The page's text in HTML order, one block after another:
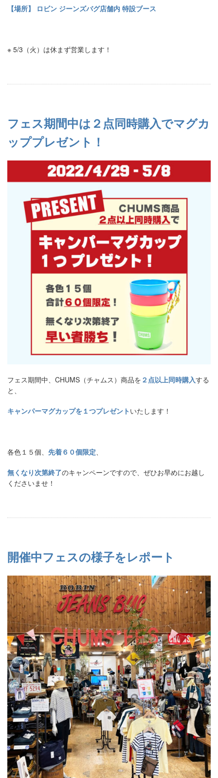
【場所】 ロビン ジーンズバグ店舗内 特設ブース
※ 5/3（火）は休まず営業します！
フェス期間中は２点同時購入でマグカ
ッププレゼント！
フェス期間中、CHUMS（チャムス）商品を ２点以上同時購入する
と、
キャンパーマグカップを１つプレゼント いたします！
各色１５個、 先着６０個限定、
無くなり次第終了のキャンペーンですので、ぜひお早めにお越し
くださいませ！
開催中フェスの様子をレポート